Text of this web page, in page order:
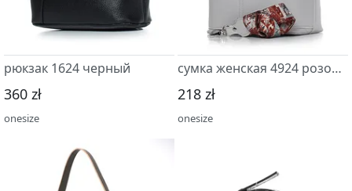
рюкзак 1624 черный
360 zł
onesize
сумка женская 4924 розовый св.
218 zł
onesize